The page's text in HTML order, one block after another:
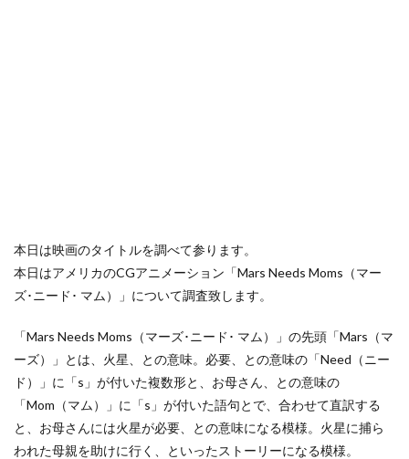
本日は映画のタイトルを調べて参ります。
本日はアメリカのCGアニメーション「Mars Needs Moms（マー
ズ･ニード･ マム）」について調査致します。
「Mars Needs Moms（マーズ･ニード･ マム）」の先頭「Mars（マ
ーズ）」とは、火星、との意味。必要、との意味の「Need（ニー
ド）」に「s」が付いた複数形と、お母さん、との意味の
「Mom（マム）」に「s」が付いた語句とで、合わせて直訳する
と、お母さんには火星が必要、との意味になる模様。火星に捕ら
われた母親を助けに行く、といったストーリーになる模様。